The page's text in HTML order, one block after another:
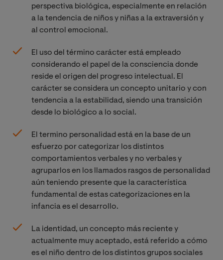
perspectiva biológica, especialmente en relación
a la tendencia de niños y niñas a la extraversión y
al control emocional.
El uso del término carácter está empleado
considerando el papel de la consciencia donde
reside el origen del progreso intelectual. El
carácter se considera un concepto unitario y con
tendencia a la estabilidad, siendo una transición
desde lo biológico a lo social.
El termino personalidad está en la base de un
esfuerzo por categorizar los distintos
comportamientos verbales y no verbales y
agruparlos en los llamados rasgos de personalidad
aún teniendo presente que la característica
fundamental de estas categorizaciones en la
infancia es el desarrollo.
La identidad, un concepto más reciente y
actualmente muy aceptado, está referido a cómo
es el niño dentro de los distintos grupos sociales